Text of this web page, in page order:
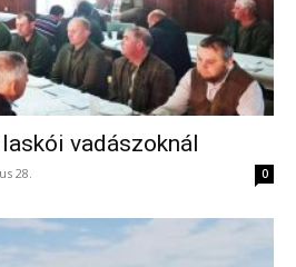
vadászoknál
28. 0